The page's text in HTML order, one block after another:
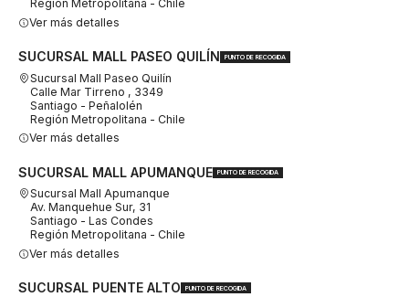
Región Metropolitana - Chile
Ver más detalles
SUCURSAL MALL PASEO QUILÍN PUNTO DE RECOGIDA
Sucursal Mall Paseo Quilín
Calle Mar Tirreno , 3349
Santiago - Peñalolén
Región Metropolitana - Chile
Ver más detalles
SUCURSAL MALL APUMANQUE PUNTO DE RECOGIDA
Sucursal Mall Apumanque
Av. Manquehue Sur, 31
Santiago - Las Condes
Región Metropolitana - Chile
Ver más detalles
SUCURSAL PUENTE ALTO PUNTO DE RECOGIDA